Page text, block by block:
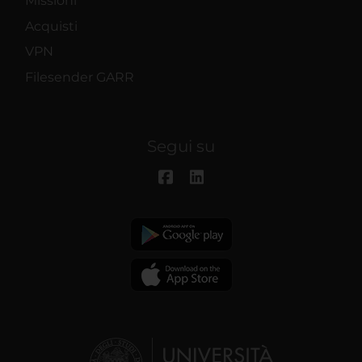
Acquisti
VPN
Filesender GARR
Segui su